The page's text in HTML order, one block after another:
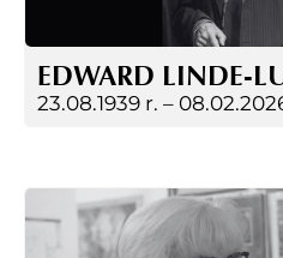
EDWARD LINDE-
23.08.1939 r. –